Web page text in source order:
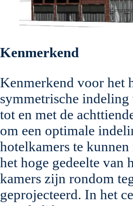
Kenmerkend
Kenmerkend voor het
symmetrische indeling
tot en met de
om een optimale
hotelkamers te kunnen
het hoge gedeelte van
kamers zijn rondom
geprojecteerd. In het